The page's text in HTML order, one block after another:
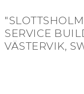
SERVICE
VÄSTERVIK,